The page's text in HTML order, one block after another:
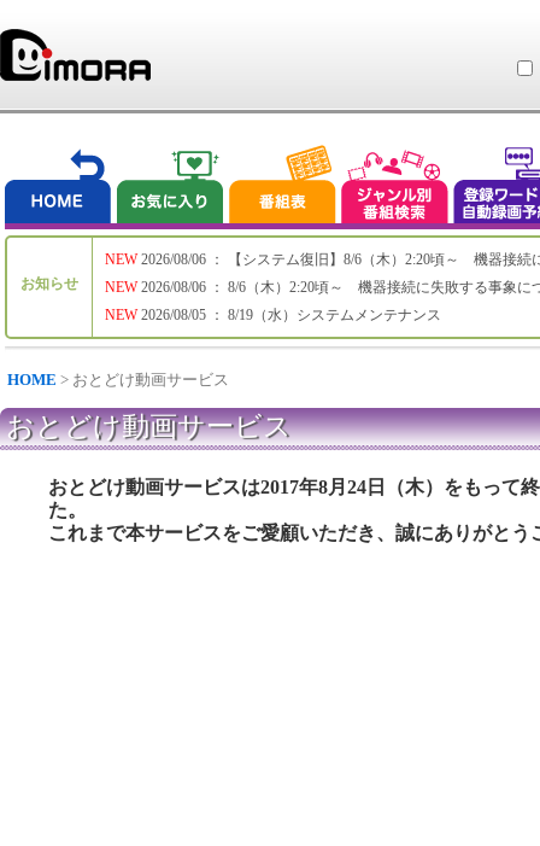
お知らせ
NEW
NEW
NEW
2026/08/06 ： 【システム復旧】8/6（木）2:20頃～ 機器接続
2026/08/06 ： 8/6（木）2:20頃～ 機器接続に失敗する事象に
2026/08/05 ： 8/19（水）システムメンテナンス
HOME > おとどけ動画サービス
おとどけ動画サービス
おとどけ動画サービスは2017年8月24日（木）をもって
た。
これまで本サービスをご愛顧いただき、誠にありがとう